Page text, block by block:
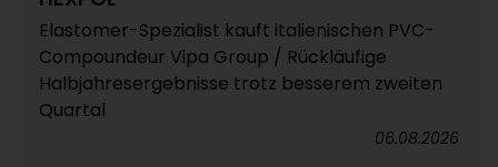
Elastomer-Spezialist kauft italienischen PVC-
Compoundeur Vipa Group / Rückläufige
Halbjahresergebnisse trotz besserem zweiten
Quartal
06.08.2026